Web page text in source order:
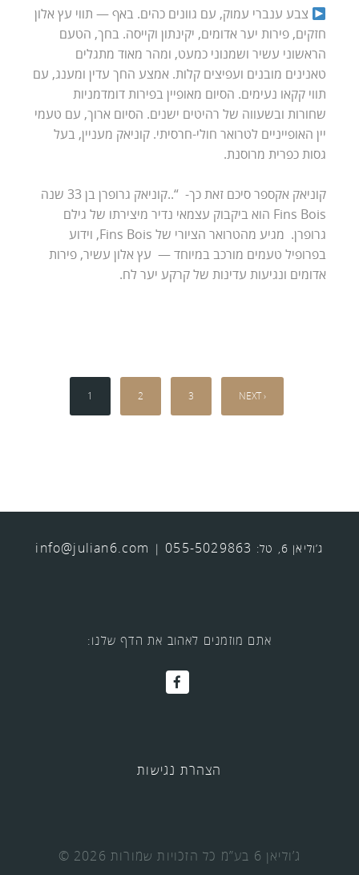
צבע ענברי עמוק, עם גוונים כהים. באף — תווי עץ אלון
חזקים, פירות יער אדומים, יקינתון וקייסה. בחך, הטעם
הראשוני עשיר ושמנוני כמעט, ומהר מאוד מתגלים
טאנינים מובנים ועפיצים קלות. אמצע החך עדין ומענג, עם
תווי קקאו נעימים. הסיום מאופיין בפירות דומדמניות
שחורות ובשעווה של רהיטים ישנים. הסיום ארוך, עם טעמי
יין האופייניים לטרואר חולי-חרסיתי. קוניאק מעניין, בעל
גסות כפרית מרוסנת.
קוניאק אקספר סיכם זאת כך- “..קוניאק גרופרן בן 33 שנה
Fins Bois הוא ביקבוק עצמאי נדיר מיצירתו של גילם
גרופרן. מגיע מהטרואר הציורי של Fins Bois, וידוע
בפרופיל טעמים מורכב במיוחד — עץ אלון עשיר, פירות
אדומים ונגיעות עדינות של קרקע יער לח.
1 2 3 NEXT ›
ג’וליאן 6, טל: 055-5029863
|
info@julian6.com
אתם מוזמנים לאהוב את הדף שלנו:
הצהרת נגישות
© 2026 ג’וליאן 6 בע”מ כל הזכויות שמורות